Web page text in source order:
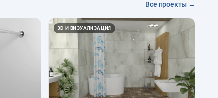
Все проекты →
3D И ВИЗУАЛИЗАЦИЯ